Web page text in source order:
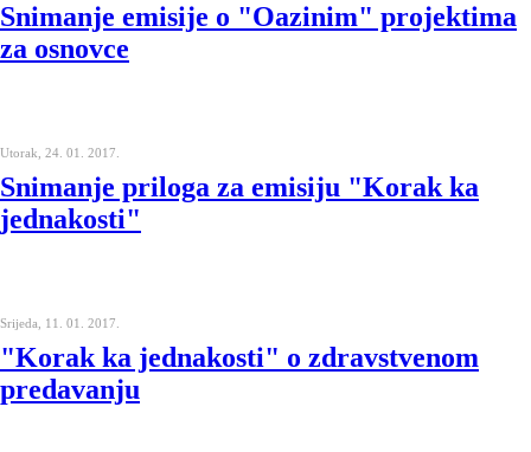
Snimanje emisije o "Oazinim" projektima
za osnovce
Utorak, 24. 01. 2017.
Snimanje priloga za emisiju "Korak ka
jednakosti"
Srijeda, 11. 01. 2017.
"Korak ka jednakosti" o zdravstvenom
predavanju